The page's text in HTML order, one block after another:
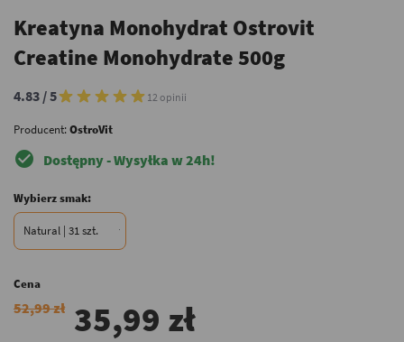
Kreatyna Monohydrat Ostrovit
Creatine Monohydrate 500g
4.83 / 5 12 opinii
Producent:OstroVit
check_circle Dostępny - Wysyłka w 24h!
Wybierz smak:
Cena
52,99 zł 35,99 zł